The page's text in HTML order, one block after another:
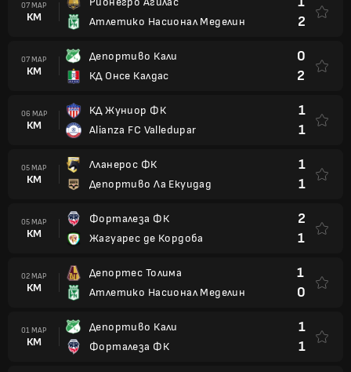
07 МАР
КМ
Атлетико Насионал Меделин
2
07 МАР
КМ
Депортиво Кали
КД Онсе Калдас
0
2
06 МАР
КМ
КД Жуниор ФК
Alianza FC Valledupar
1
1
05 МАР
КМ
Лланерос ФК
Депортиво Ла Екуидад
1
1
05 МАР
КМ
Форталеза ФК
Жагуарес де Кордоба
2
1
02 МАР
КМ
Депортес Толима
Атлетико Насионал Меделин
1
0
01 МАР
КМ
Депортиво Кали
Форталеза ФК
1
1